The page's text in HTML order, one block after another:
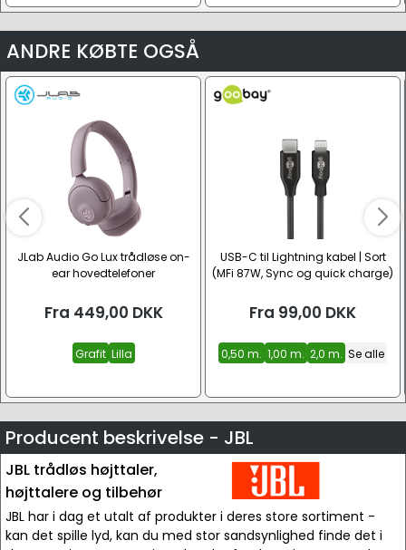
ANDRE KØBTE OGSÅ
JLab Audio Go Lux trådløse on-
ear hovedtelefoner
Fra 449,00 DKK
Grafit Lilla
USB-C til Lightning kabel | Sort
(MFi 87W, Sync og quick charge)
Fra 99,00 DKK
0,50 m. 1,00 m. 2,0 m. Se alle
Producent beskrivelse - JBL
JBL trådløs højttaler,
højttalere og tilbehør
JBL har i dag et utalt af produkter i deres store sortiment -
kan det spille lyd, kan du med stor sandsynlighed finde det i